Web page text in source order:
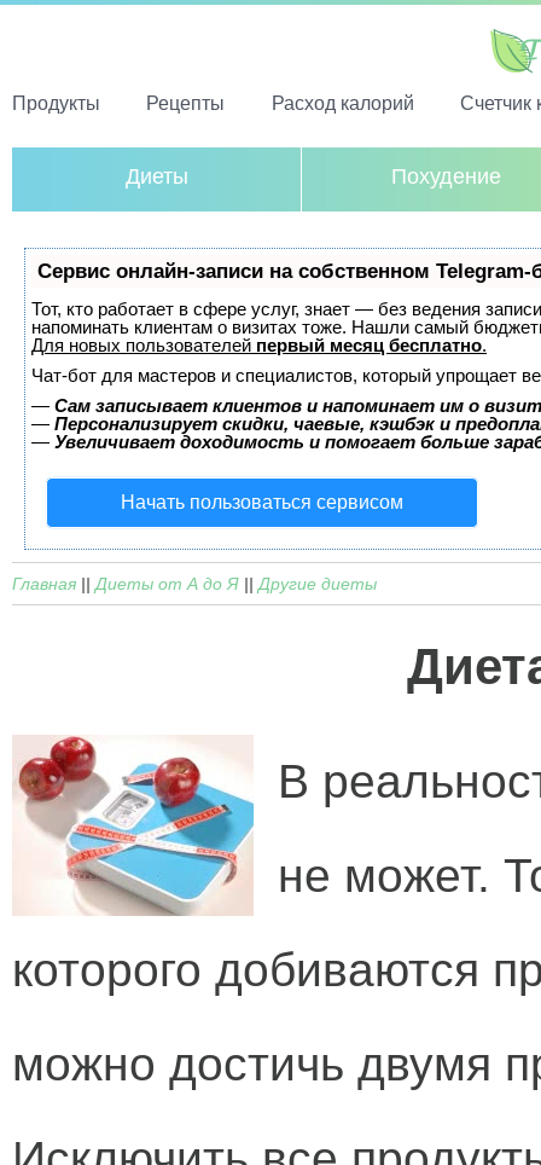
Продукты Рецепты Расход калорий Счетчик
Диеты Похудение
Сервис онлайн-записи на собственном Telegram-
Тот, кто работает в сфере услуг, знает — без ведения
напоминать клиентам о визитах тоже. Нашли самый
Для новых пользователей первый месяц бесплатно.
Чат-бот для мастеров и специалистов, который упрощает
— Сам записывает клиентов и напоминает им о
— Персонализирует скидки, чаевые, кэшбэк и
— Увеличивает доходимость и помогает больше
Начать пользоваться сервисом
Главная || Диеты от А до Я || Другие диеты
В
не может.
которого добиваются
можно достичь двумя